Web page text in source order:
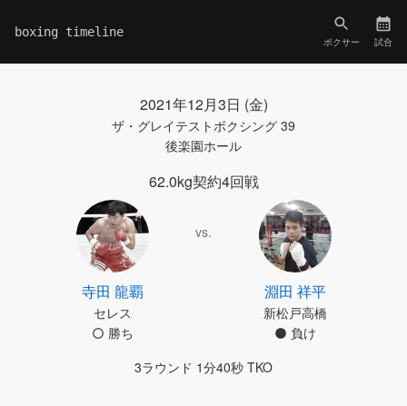
boxing timeline
ボクサー 試合
2021年12月3日 (金)
ザ・グレイテストボクシング 39
後楽園ホール
62.0kg契約4回戦
寺田 龍覇
セレス
勝ち
vs.
淵田 祥平
新松戸高橋
負け
3ラウンド 1分40秒 TKO